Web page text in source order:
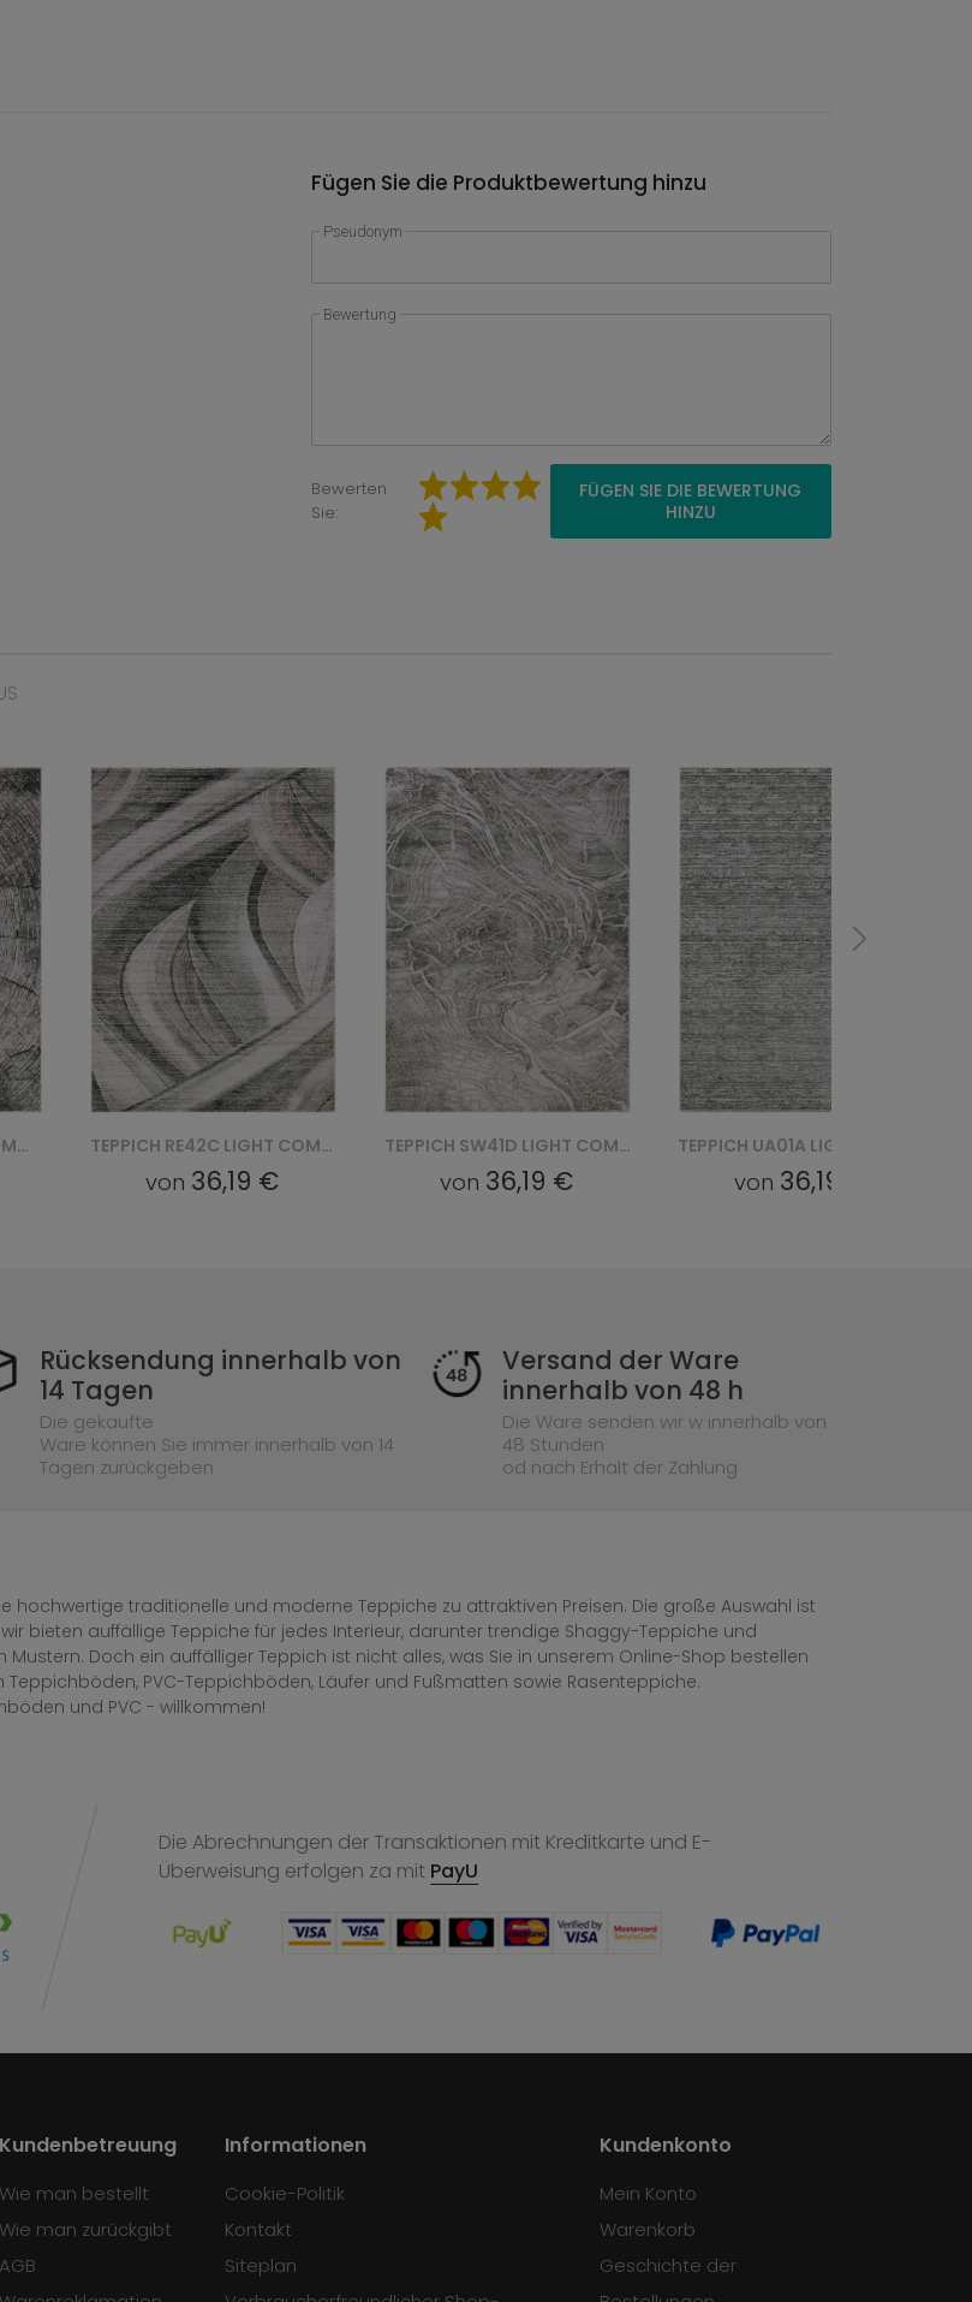
Fügen Sie die Produktbewertung hinzu
Pseudonym
Bewertung
Bewerten
Sie:
FÜGEN SIE DIE BEWERTUNG
HINZU
TEPPICH RE42C LIGHT COMO YAT - BEŻOWY TEPPICH SW41D LIGHT COMO YAT - BEŻOWY
von 36,19 €
TEPPICH UA01A LIGHT COMO YAT - ZIELONY
von 36,19 € von 36,19 €
Rücksendung innerhalb von
14 Tagen
Die gekaufte
Ware können Sie immer innerhalb von 14
Tagen zurückgeben
Versand der Ware
innerhalb von 48 h
Die Ware senden wir w innerhalb von
48 Stunden
od nach Erhalt der Zahlung
hochwertige traditionelle und moderne Teppiche zu attraktiven Preisen. Die große Auswahl ist
bieten auffällige Teppiche für jedes Interieur, darunter trendige Shaggy-Teppiche und
Doch ein auffälliger Teppich ist nicht alles, was Sie in unserem Online-Shop bestellen
Teppichböden, PVC-Teppichböden, Läufer und Fußmatten sowie Rasenteppiche.
und PVC - willkommen!
Die Abrechnungen der Transaktionen mit Kreditkarte und E-
Überweisung erfolgen za mit PayU
Kundenbetreuung
Wie man bestellt
Wie man zurückgibt
AGB
Informationen
Cookie-Politik
Kontakt
Siteplan
Kundenkonto
Mein Konto
Warenkorb
Geschichte der